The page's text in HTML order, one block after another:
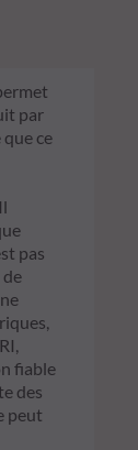
par
ce
pas
fiable
des
peut